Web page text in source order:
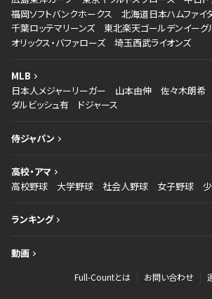
福岡ソフトバンクホークス
北海道日本ハムファイ
千葉ロッテマリーンズ
東北楽天ゴールデンイーグ
オリックス・バファローズ
埼玉西武ライオンズ
MLB
日本人メジャーリーガー
山本由伸 佐々木朗希
ダルビッシュ有
ドジャース
侍ジャパン
高校・アマ
高校野球
大学野球 社会人野球 女子野球
ランキング
動画
Full-Countとは お問い合わせ